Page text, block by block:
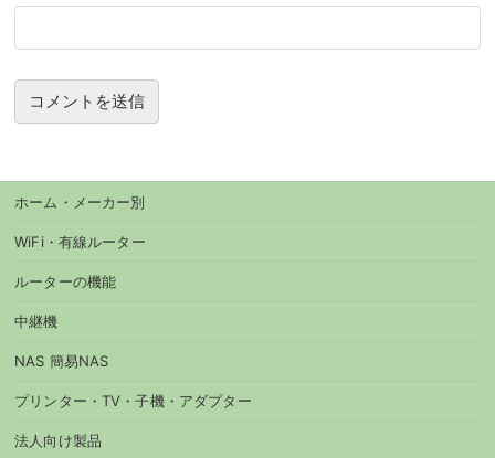
ホーム・メーカー別
WiFi・有線ルーター
ルーターの機能
中継機
NAS 簡易NAS
プリンター・TV・子機・アダプター
法人向け製品